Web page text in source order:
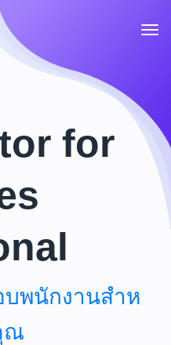
for
พนักงานสําห
ณ